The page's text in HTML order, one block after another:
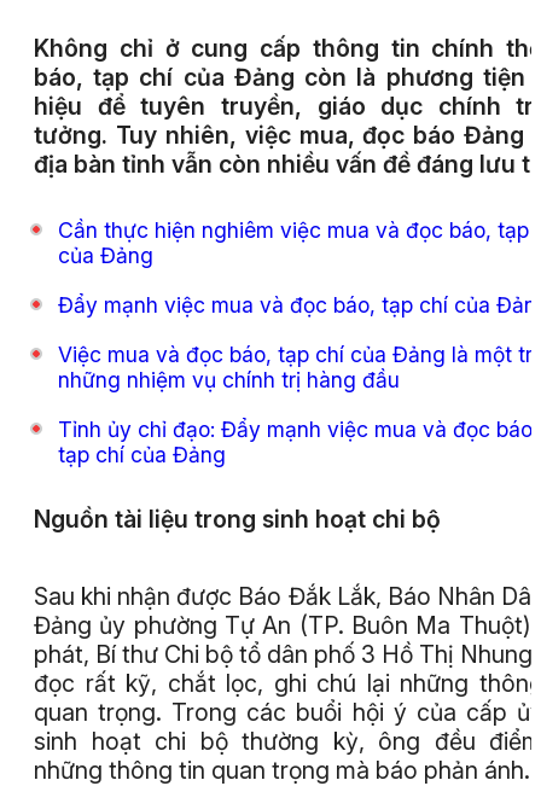
Không chỉ ở cung cấp thông tin chính
báo, tạp chí của Đảng còn là phương tiện
hiệu để tuyên truyền, giáo dục chính
tưởng. Tuy nhiên, việc mua, đọc báo Đảng
địa bàn tỉnh vẫn còn nhiều vấn đề đáng lưu
Cần thực hiện nghiêm việc mua và đọc báo, tạp
của Đảng
Đẩy mạnh việc mua và đọc báo, tạp chí của
Việc mua và đọc báo, tạp chí của Đảng là một
những nhiệm vụ chính trị hàng đầu
Tỉnh ủy chỉ đạo: Đẩy mạnh việc mua và đọc báo,
tạp chí của Đảng
Nguồn tài liệu trong sinh hoạt chi bộ
Sau khi nhận được Báo Đắk Lắk, Báo Nhân
Đảng ủy phường Tự An (TP. Buôn Ma Thuột)
phát, Bí thư Chi bộ tổ dân phố 3 Hồ Thị Nhung
đọc rất kỹ, chắt lọc, ghi chú lại những
quan trọng. Trong các buổi hội ý của cấp
sinh hoạt chi bộ thường kỳ, ông đều
những thông tin quan trọng mà báo phản ánh.